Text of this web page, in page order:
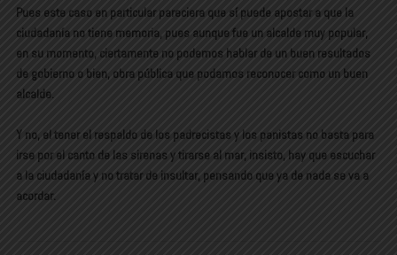
Pues este caso en particular pareciera que sí puede apostar a que la
ciudadanía no tiene memoria, pues aunque fue un alcalde muy popular,
en su momento, ciertamente no podemos hablar de un buen resultados
de gobierno o bien, obra pública que podamos reconocer como un buen
alcalde.
Y no, el tener el respaldo de los padrecistas y los panistas no basta para
irse por el canto de las sirenas y tirarse al mar, insisto, hay que escuchar
a la ciudadanía y no tratar de insultar, pensando que ya de nada se va a
acordar.